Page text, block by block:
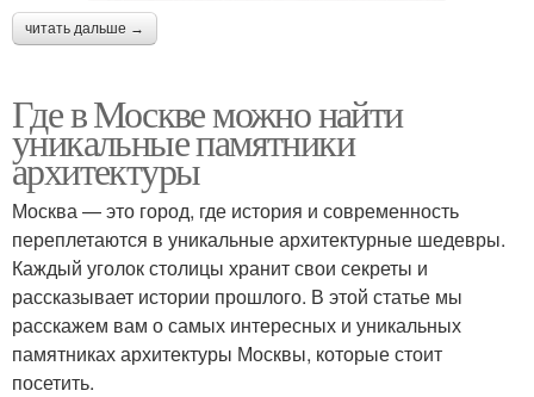
читать дальше →
Где в Москве можно найти
уникальные памятники
архитектуры
Москва — это город, где история и современность
переплетаются в уникальные архитектурные шедевры.
Каждый уголок столицы хранит свои секреты и
рассказывает истории прошлого. В этой статье мы
расскажем вам о самых интересных и уникальных
памятниках архитектуры Москвы, которые стоит
посетить.